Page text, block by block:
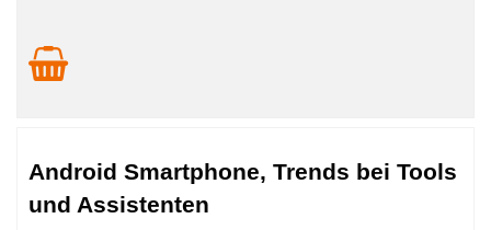
Android Smartphone, Trends bei Tools
und Assistenten